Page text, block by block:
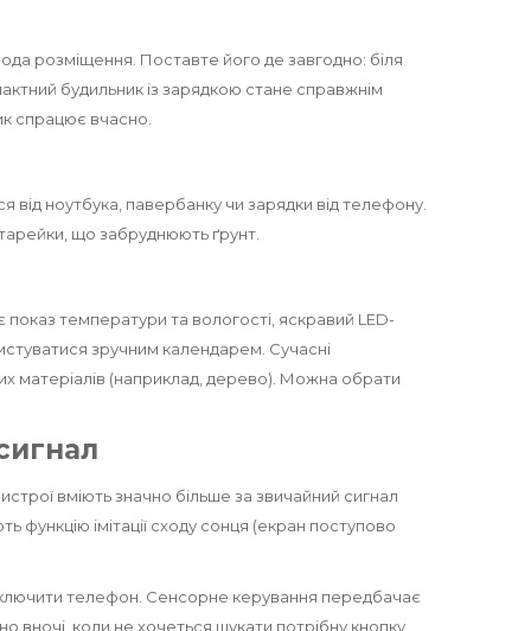
розміщення. Поставте його де завгодно: біля
будильник із зарядкою стане справжнім
спрацює вчасно.
ноутбука, павербанку чи зарядки від телефону.
що забруднюють ґрунт.
температури та вологості, яскравий LED-
зручним календарем. Сучасні
матеріалів (наприклад, дерево). Можна обрати
вміють значно більше за звичайний сигнал
функцію імітації сходу сонця (екран поступово
телефон. Сенсорне керування передбачає
вночі, коли не хочеться шукати потрібну кнопку.